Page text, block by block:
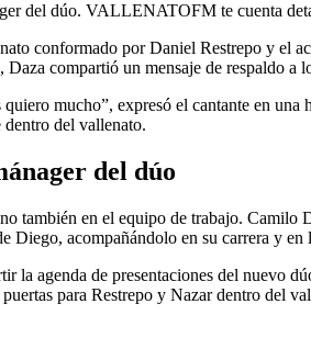
del dúo. VALLENATOFM te cuenta
conformado por Daniel Restrepo y el
compartió un mensaje de respaldo
mucho”, expresó el cantante en
dentro del vallenato.
del dúo
también en el equipo de trabajo.
Diego, acompañándolo en su carrera y en
la agenda de presentaciones del nuevo
para Restrepo y Nazar dentro del